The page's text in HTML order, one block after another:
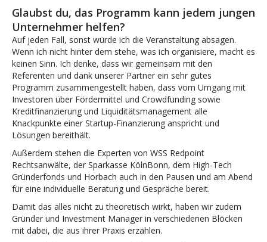
Glaubst du, das Programm kann jedem jungen
Unternehmer helfen?
Auf jeden Fall, sonst würde ich die Veranstaltung absagen.
Wenn ich nicht hinter dem stehe, was ich organisiere, macht es
keinen Sinn. Ich denke, dass wir gemeinsam mit den
Referenten und dank unserer Partner ein sehr gutes
Programm zusammengestellt haben, dass vom Umgang mit
Investoren über Fördermittel und Crowdfunding sowie
Kreditfinanzierung und Liquiditätsmanagement alle
Knackpunkte einer Startup-Finanzierung anspricht und
Lösungen bereithält.
Außerdem stehen die Experten von WSS Redpoint
Rechtsanwälte, der Sparkasse KölnBonn, dem High-Tech
Gründerfonds und Horbach auch in den Pausen und am Abend
für eine individuelle Beratung und Gespräche bereit.
Damit das alles nicht zu theoretisch wirkt, haben wir zudem
Gründer und Investment Manager in verschiedenen Blöcken
mit dabei, die aus ihrer Praxis erzählen.